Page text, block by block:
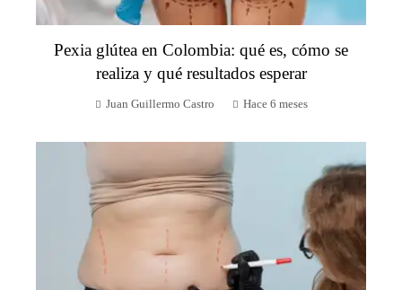
Pexia glútea en Colombia: qué es, cómo se
realiza y qué resultados esperar
Juan Guillermo Castro Hace 6 meses